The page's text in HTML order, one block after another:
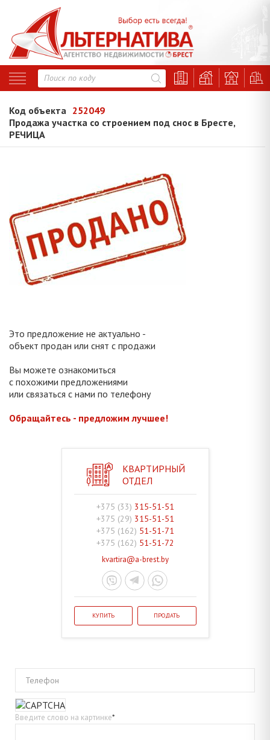
Код объекта 252049
Продажа участка со строением под снос в Бресте,
РЕЧИЦА
Это предложение не актуально -
объект продан или снят с продажи
Вы можете ознакомиться
с похожими предложениями
или связаться с нами по телефону
Обращайтесь - предложим лучшее!
КВАРТИРНЫЙ
ОТДЕЛ
+375 (33) 315-51-51
+375 (29) 315-51-51
+375 (162) 51-51-71
+375 (162) 51-51-72
kvartira@a-brest.by
КУПИТЬ ПРОДАТЬ
Телефон
Введите слово на картинке*